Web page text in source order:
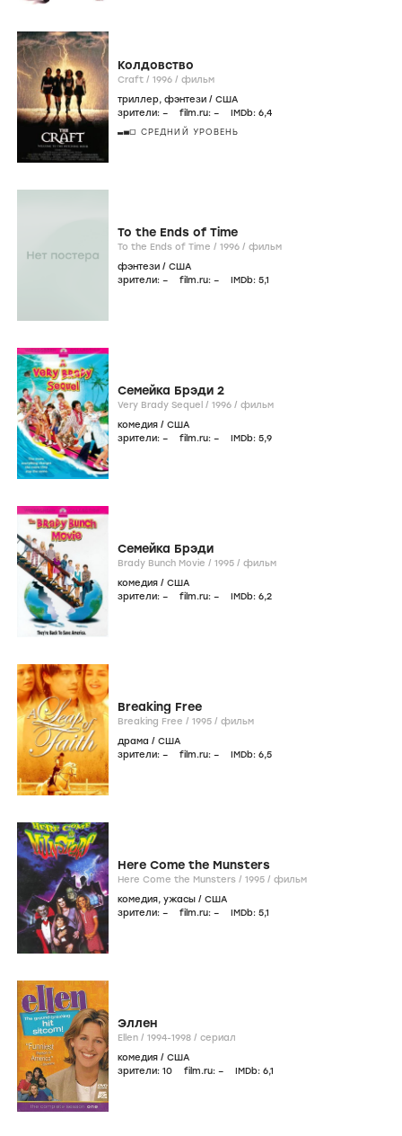
Колдовство
Craft / 1996 / фильм
триллер, фэнтези / США
зрители: – film.ru: – IMDb: 6,4
СРЕДНИЙ УРОВЕНЬ
To the Ends of Time
To the Ends of Time / 1996 / фильм
фэнтези / США
зрители: – film.ru: – IMDb: 5,1
Семейка Брэди 2
Very Brady Sequel / 1996 / фильм
комедия / США
зрители: – film.ru: – IMDb: 5,9
Семейка Брэди
Brady Bunch Movie / 1995 / фильм
комедия / США
зрители: – film.ru: – IMDb: 6,2
Breaking Free
Breaking Free / 1995 / фильм
драма / США
зрители: – film.ru: – IMDb: 6,5
Here Come the Munsters
Here Come the Munsters / 1995 / фильм
комедия, ужасы / США
зрители: – film.ru: – IMDb: 5,1
Эллен
Ellen / 1994-1998 / сериал
комедия / США
зрители: 10 film.ru: – IMDb: 6,1